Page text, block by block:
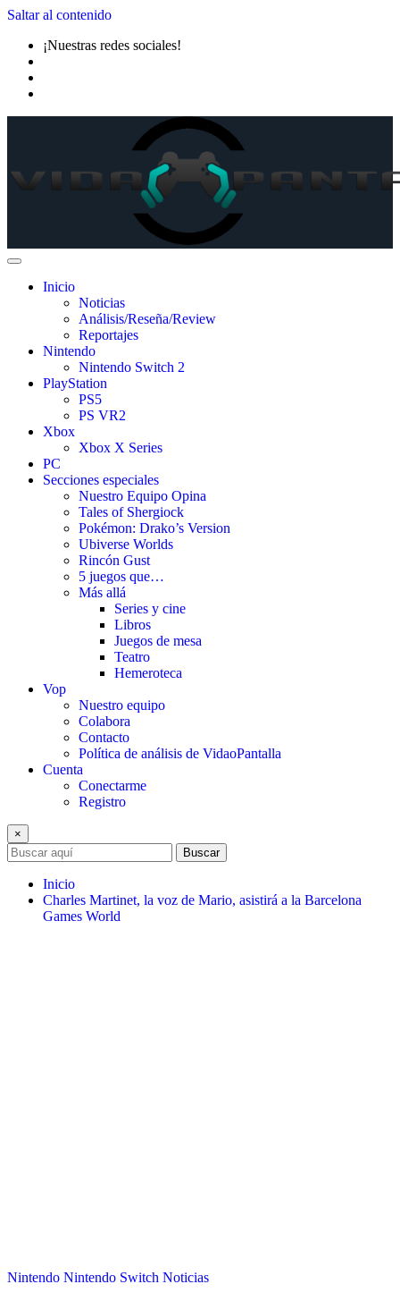
Saltar al contenido
¡Nuestras redes sociales!
Inicio
Noticias
Análisis/Reseña/Review
Reportajes
Nintendo
Nintendo Switch 2
PlayStation
PS5
PS VR2
Xbox
Xbox X Series
PC
Secciones especiales
Nuestro Equipo Opina
Tales of Shergiock
Pokémon: Drako’s Version
Ubiverse Worlds
Rincón Gust
5 juegos que…
Más allá
Series y cine
Libros
Juegos de mesa
Teatro
Hemeroteca
Vop
Nuestro equipo
Colabora
Contacto
Política de análisis de VidaoPantalla
Cuenta
Conectarme
Registro
×
Buscar
Inicio
Charles Martinet, la voz de Mario, asistirá a la Barcelona
Games World
Nintendo Nintendo Switch Noticias